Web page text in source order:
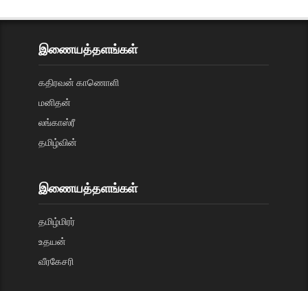
இணையத்தளங்கள்
கதிரவன் காணொளி
மனிதன்
லங்காஸ்ரீ
தமிழ்வின்
இணையத்தளங்கள்
தமிழ்மிரர்
உதயன்
வீரகேசரி